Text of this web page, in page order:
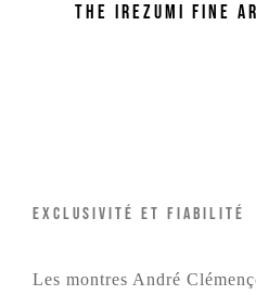
The Irezumi Fine
EXCLUSIVITÉ ET FIABILITÉ
Les montres André